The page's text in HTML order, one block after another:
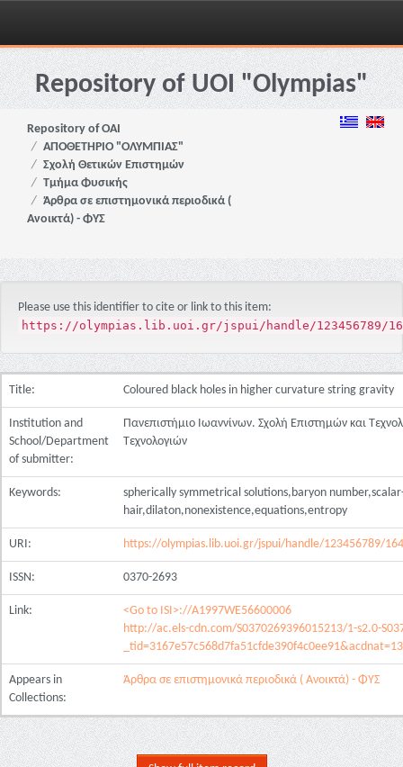
Skip
navigationRepository of UOI "Olympias"
Repository of OAI
ΑΠΟΘΕΤΗΡΙΟ "ΟΛΥΜΠΙΑΣ"
Σχολή Θετικών Επιστημών
Τμήμα Φυσικής
Άρθρα σε επιστημονικά περιοδικά (
Ανοικτά) - ΦΥΣ
Please use this identifier to cite or link to this item:
https://olympias.lib.uoi.gr/jspui/handle/123456789/
Title: Coloured black holes in higher curvature string gravity
Institution and
School/Department
of submitter:
Πανεπιστήμιο Ιωαννίνων. Σχολή Επιστημών και
Τεχνολογιών
Keywords:
spherically symmetrical solutions,baryon
hair,dilaton,nonexistence,equations,entropy
URI: https://olympias.lib.uoi.gr/jspui/handle/123456789/
ISSN: 0370-2693
Link:
<Go to ISI>://A1997WE56600006
http://ac.els-cdn.com/S0370269396015213/1-s2.0-
Appears in
Collections:
Άρθρα σε επιστημονικά περιοδικά ( Ανοικτά) - ΦΥΣ